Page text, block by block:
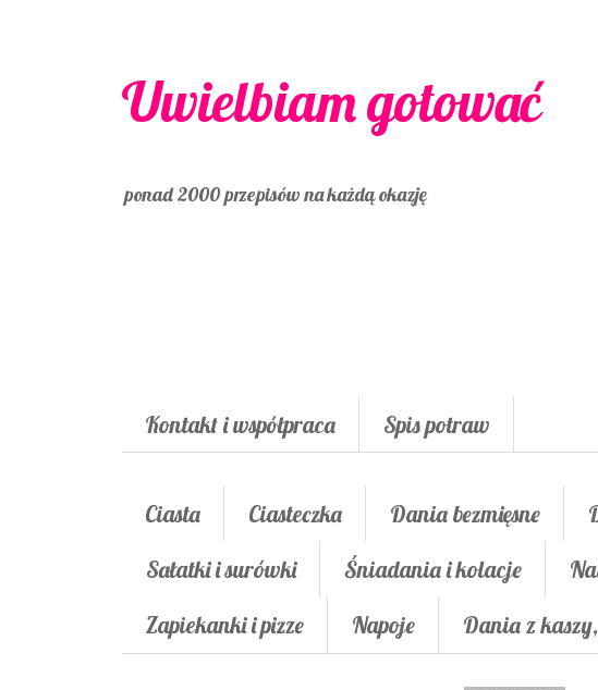
Uwielbiam gotować
ponad 2000 przepisów na każdą okazję
Kontakt i współpraca Spis potraw
Ciasta Ciasteczka Dania bezmięsne
Sałatki i surówki
Śniadania i kolacje
Zapiekanki i pizze
Napoje Dania z